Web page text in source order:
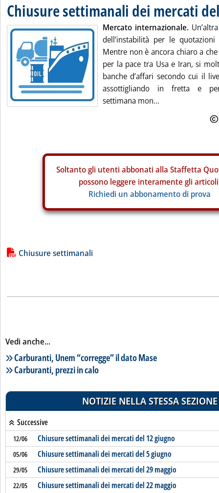
Chiusure settimanali dei mercati
Mercato internazionale.
dell’instabilità per le
Mentre non è ancora chiaro a
per la pace tra Usa e Iran, si
banche d’affari secondo cui il
assottigliando in fretta e
settimana mon...
Soltanto gli utenti abbonati alla Staffetta
possono leggere interamente gli
Richiedi un abbonamento di prova
Lista allegati PDF alla notizia
Chiusure settimanali
Vedi anche...
Lista notizie correlate
Carburanti, Unem “corregge” il dato Mase
Carburanti, prezzi in calo
NOTIZIE NELLA STESSA SEZIONE
Successive
12/06 Chiusure settimanali dei mercati del 12 giugno
05/06 Chiusure settimanali dei mercati del 5 giugno
29/05 Chiusure settimanali dei mercati del 29 maggio
22/05 Chiusure settimanali dei mercati del 22 maggio